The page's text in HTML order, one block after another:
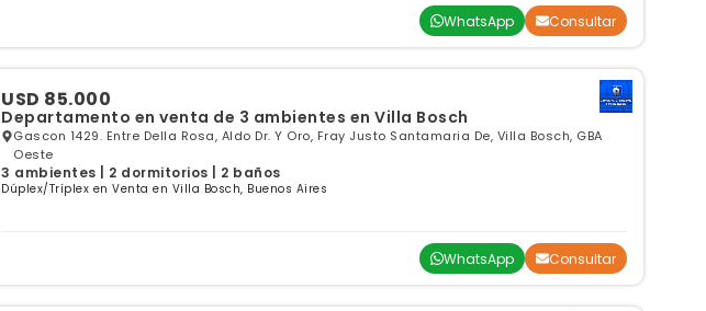
WhatsApp Consultar
USD 85.000
Departamento en venta de 3 ambientes en Villa Bosch
Gascon 1429. Entre Della Rosa, Aldo Dr. Y Oro, Fray Justo Santamaria De, Villa Bosch, GBA
Oeste
3 ambientes | 2 dormitorios | 2 baños
Dúplex/Tríplex en Venta en Villa Bosch, Buenos Aires
WhatsApp Consultar